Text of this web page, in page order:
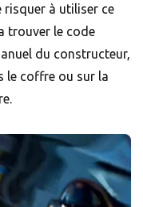
risquer à utiliser ce
trouver le code
du constructeur,
le coffre ou sur la